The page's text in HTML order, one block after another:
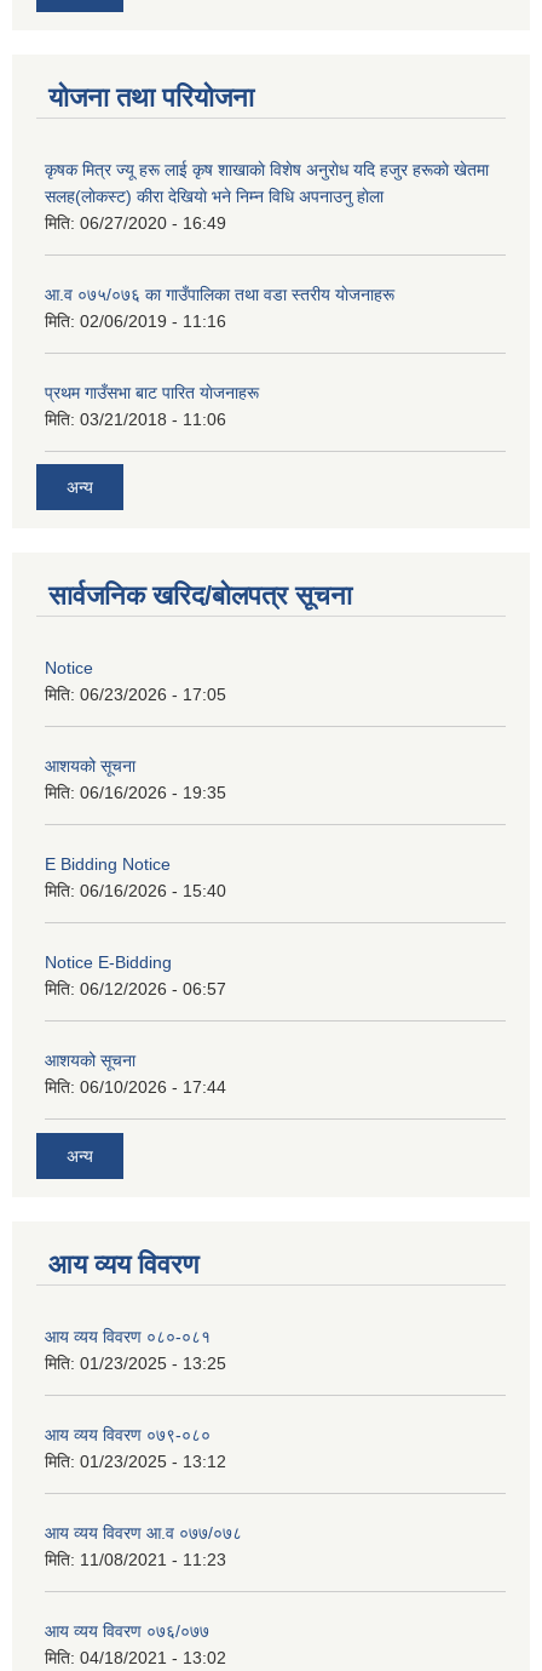
योजना तथा परियोजना
कृषक मित्र ज्यू हरू लाई कृष शाखाकाे विशेष अनुराेध यदि हजुर हरूकाे खेतमा
सलह(लाेकस्ट) कीरा देखियाे भने निम्न विधि अपनाउनु हाेला
मिति: 06/27/2020 - 16:49
आ‍.व ०७५/०७६ का गाउँपालिका तथा वडा स्तरीय याेजनाहरू
मिति: 02/06/2019 - 11:16
प्रथम गाउँसभा बाट पारित याेजनाहरू
मिति: 03/21/2018 - 11:06
अन्य
सार्वजनिक खरिद/बोलपत्र सूचना
Notice
मिति: 06/23/2026 - 17:05
आशयको सूचना
मिति: 06/16/2026 - 19:35
E Bidding Notice
मिति: 06/16/2026 - 15:40
Notice E-Bidding
मिति: 06/12/2026 - 06:57
आशयको सूचना
मिति: 06/10/2026 - 17:44
अन्य
आय व्यय विवरण
आय व्यय विवरण ०८०-०८१
मिति: 01/23/2025 - 13:25
आय व्यय विवरण ०७९-०८०
मिति: 01/23/2025 - 13:12
आय व्यय विवरण आ.व ०७७/०७८
मिति: 11/08/2021 - 11:23
आय व्यय विवरण ०७६/०७७
मिति: 04/18/2021 - 13:02